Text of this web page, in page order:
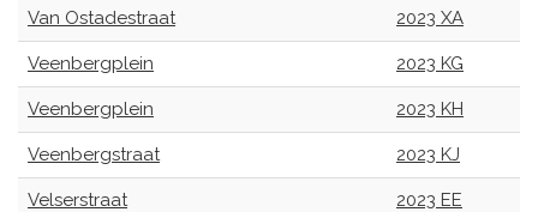
Van Ostadestraat 2023 XA
Veenbergplein 2023 KG
Veenbergplein 2023 KH
Veenbergstraat 2023 KJ
Velserstraat 2023 EE